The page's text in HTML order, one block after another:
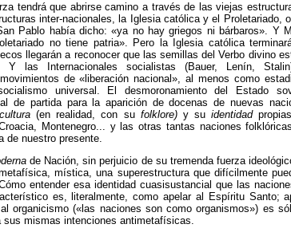
tendrá que abrirse camino a través de las viejas
inter-nacionales, la Iglesia católica y el Proletariado,
Pablo había dicho: «ya no hay griegos ni bárbaros». Y
no tiene patria». Pero la Iglesia católica
llegarán a reconocer que las semillas del Verbo divino
Y las Internacionales socialistas (Bauer, Lenín,
de «liberación nacional», al menos como
universal. El desmoronamiento del Estado
de partida para la aparición de docenas de nuevas
cultura (en realidad, con su folklore)y su identidad
Montenegro... y las otras tantas naciones
de nuestro presente.
de Nación, sin perjuicio de su tremenda fuerza
mística, una superestructura que difícilmente
entender esa identidad cuasisustancial que las
es, literalmente, como apelar al Espíritu Santo;
organicismo («las naciones son como organismos») es
sus mismas intenciones antimetafísicas.